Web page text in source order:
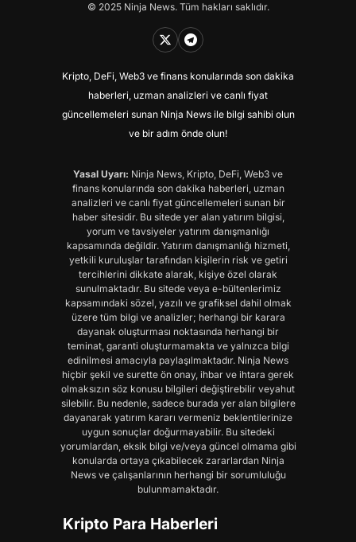
© 2025 Ninja News. Tüm hakları saklıdır.
Kripto, DeFi, Web3 ve finans konularında son dakika
haberleri, uzman analizleri ve canlı fiyat
güncellemeleri sunan Ninja News ile bilgi sahibi olun
ve bir adım önde olun!
Yasal Uyarı: Ninja News, Kripto, DeFi, Web3 ve
finans konularında son dakika haberleri, uzman
analizleri ve canlı fiyat güncellemeleri sunan bir
haber sitesidir. Bu sitede yer alan yatırım bilgisi,
yorum ve tavsiyeler yatırım danışmanlığı
kapsamında değildir. Yatırım danışmanlığı hizmeti,
yetkili kuruluşlar tarafından kişilerin risk ve getiri
tercihlerini dikkate alarak, kişiye özel olarak
sunulmaktadır. Bu sitede veya e-bültenlerimiz
kapsamındaki sözel, yazılı ve grafiksel dahil olmak
üzere tüm bilgi ve analizler; herhangi bir karara
dayanak oluşturması noktasında herhangi bir
teminat, garanti oluşturmamakta ve yalnızca bilgi
edinilmesi amacıyla paylaşılmaktadır. Ninja News
hiçbir şekil ve surette ön onay, ihbar ve ihtara gerek
olmaksızın söz konusu bilgileri değiştirebilir veyahut
silebilir. Bu nedenle, sadece burada yer alan bilgilere
dayanarak yatırım kararı vermeniz beklentilerinize
uygun sonuçlar doğurmayabilir. Bu sitedeki
yorumlardan, eksik bilgi ve/veya güncel olmama gibi
konularda ortaya çıkabilecek zararlardan Ninja
News ve çalışanlarının herhangi bir sorumluluğu
bulunmamaktadır.
Kripto Para Haberleri